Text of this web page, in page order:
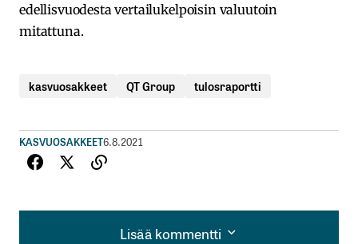
edellisvuodesta vertailukelpoisin valuutoin
mitattuna.
kasvuosakkeet QT Group tulosraportti
KASVUOSAKKEET6.8.2021
Lisää kommentti